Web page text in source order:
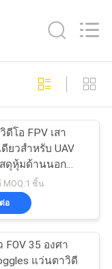
AR
92
สวม
89
ดีโอ FPV เสา
ยวสำหรับ UAV
สดุหุ้มด้านนอก
ำ
MOQ:1 ชิ้น
อ
FOV 35 องศา
แว่นตาวิดี